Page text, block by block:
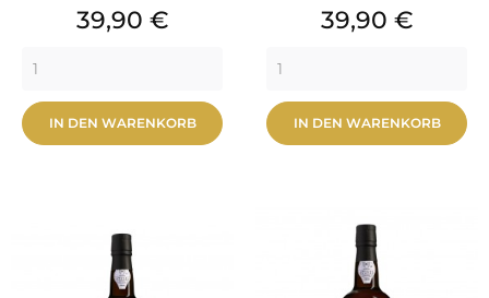
Preis
39,90 €
IN DEN WARENKORB
Preis
39,90 €
IN DEN WARENKORB